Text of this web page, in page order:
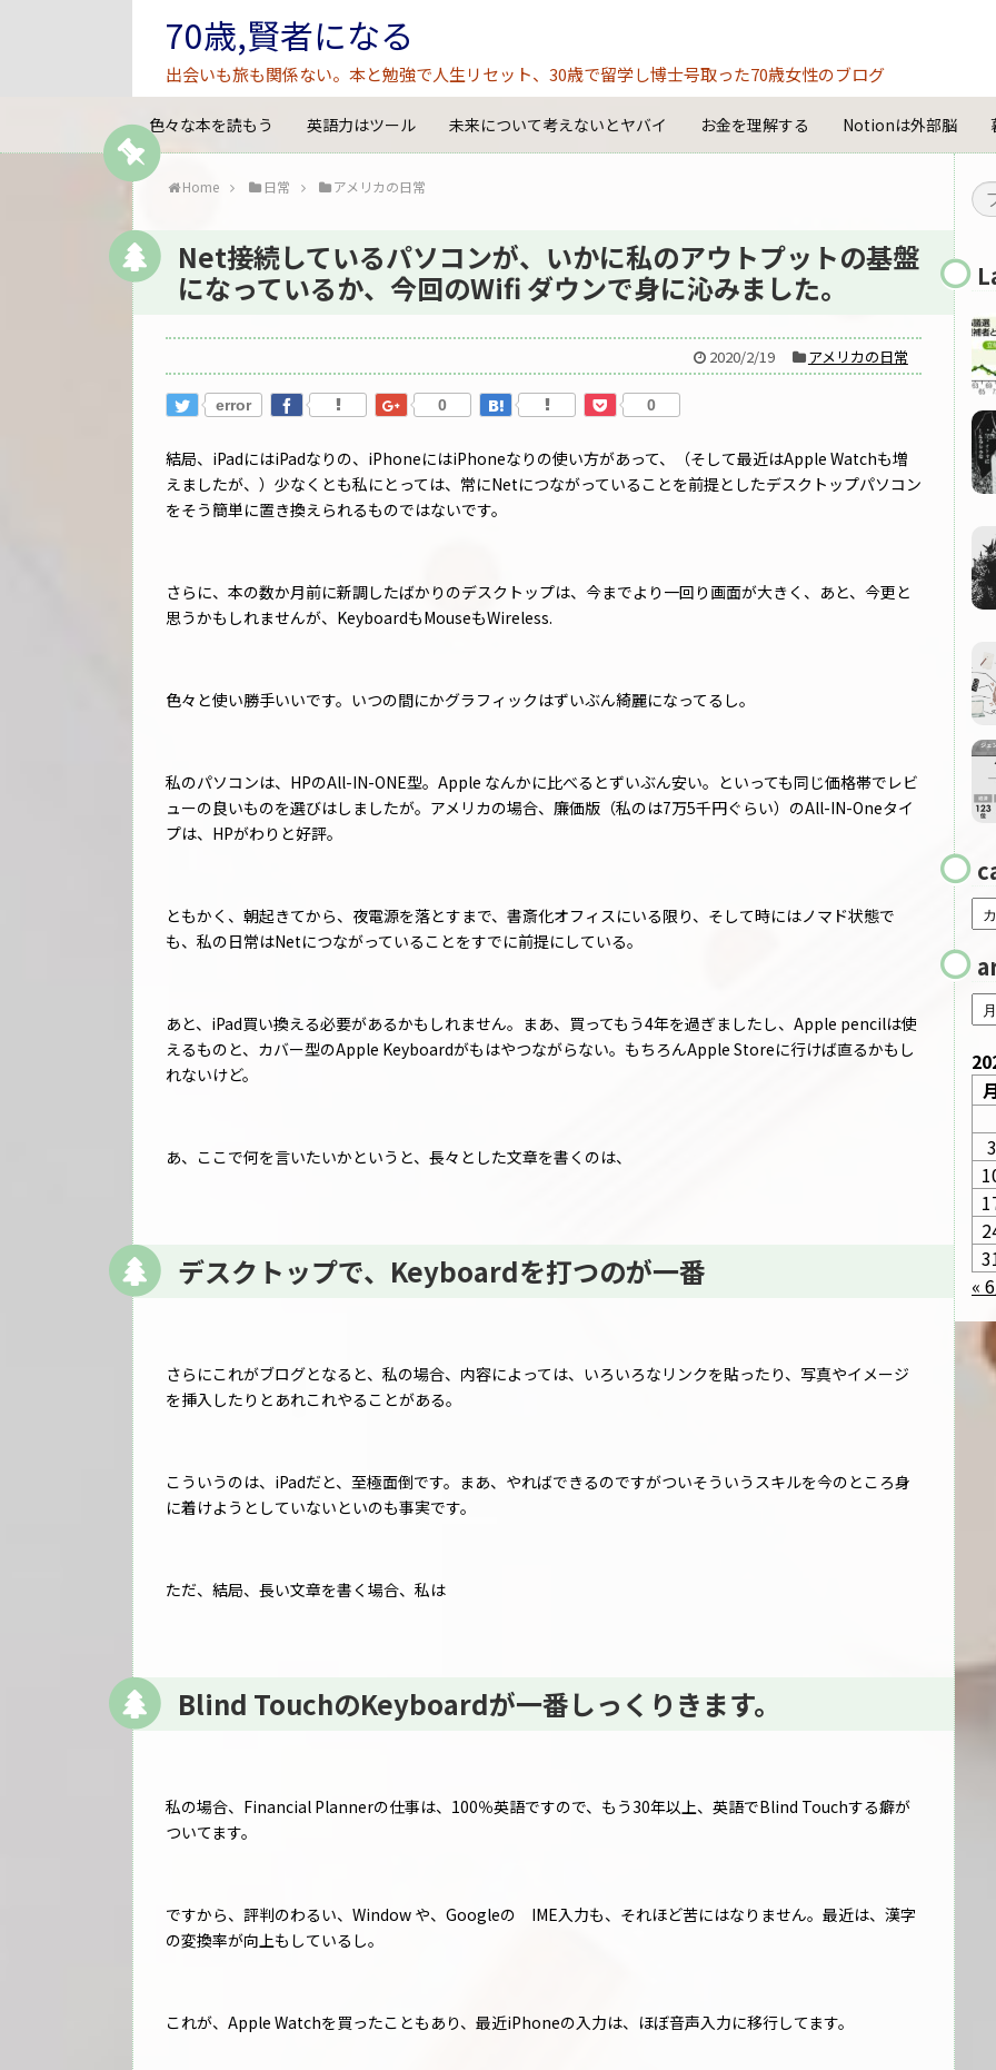
70歳,賢者になる
出会いも旅も関係ない。本と勉強で人生リセット、30歳で留学し博士号取った70歳女性のブログ
色々な本を読もう 英語力はツール 未来について考えないとヤバイ お金を理解する Notionは外部脳
Home 日常 アメリカの日常
Net接続しているパソコンが、いかに私のアウトプットの基盤
になっているか、今回のWifi ダウンで身に沁みました。
2020/2/19 アメリカの日常
error 0 0
結局、iPadにはiPadなりの、iPhoneにはiPhoneなりの使い方があって、（そして最近はApple Watchも増
えましたが、）少なくとも私にとっては、常にNetにつながっていることを前提としたデスクトップパソコン
をそう簡単に置き換えられるものではないです。
さらに、本の数か月前に新調したばかりのデスクトップは、今までより一回り画面が大きく、あと、今更と
思うかもしれませんが、KeyboardもMouseもWireless.
色々と使い勝手いいです。いつの間にかグラフィックはずいぶん綺麗になってるし。
私のパソコンは、HPのAll-IN-ONE型。Apple なんかに比べるとずいぶん安い。といっても同じ価格帯でレビ
ューの良いものを選びはしましたが。アメリカの場合、廉価版（私のは7万5千円ぐらい）のAll-IN-Oneタイ
プは、HPがわりと好評。
ともかく、朝起きてから、夜電源を落とすまで、書斎化オフィスにいる限り、そして時にはノマド状態で
も、私の日常はNetにつながっていることをすでに前提にしている。
あと、iPad買い換える必要があるかもしれません。まあ、買ってもう4年を過ぎましたし、Apple pencilは使
えるものと、カバー型のApple Keyboardがもはやつながらない。もちろんApple Storeに行けば直るかもし
れないけど。
あ、ここで何を言いたいかというと、長々とした文章を書くのは、
デスクトップで、Keyboardを打つのが一番
さらにこれがブログとなると、私の場合、内容によっては、いろいろなリンクを貼ったり、写真やイメージ
を挿入したりとあれこれやることがある。
こういうのは、iPadだと、至極面倒です。まあ、やればできるのですがついそういうスキルを今のところ身
に着けようとしていないといのも事実です。
ただ、結局、長い文章を書く場合、私は
Blind TouchのKeyboardが一番しっくりきます。
私の場合、Financial Plannerの仕事は、100％英語ですので、もう30年以上、英語でBlind Touchする癖が
ついてます。
ですから、評判のわるい、Window や、Googleの IME入力も、それほど苦にはなりません。最近は、漢字
の変換率が向上もしているし。
これが、Apple Watchを買ったこともあり、最近iPhoneの入力は、ほぼ音声入力に移行してます。
3
«